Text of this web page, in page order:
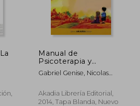
$ 731 dcto.
/
Manual de
Psicoterapia y
Psicopatología de
Niños y Adolescentes
Gabriel Genise, Nicolas
Akadia Librería Editorial,
2014, Tapa Blanda, Nuevo